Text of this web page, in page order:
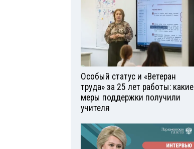
Особый статус и «Ветеран
труда» за 25 лет работы: какие
меры поддержки получили
учителя